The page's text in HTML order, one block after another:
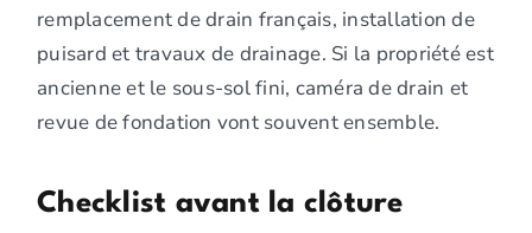
remplacement de drain français, installation de
puisard et travaux de drainage. Si la propriété est
ancienne et le sous-sol fini, caméra de drain et
revue de fondation vont souvent ensemble.
Checklist avant la clôture